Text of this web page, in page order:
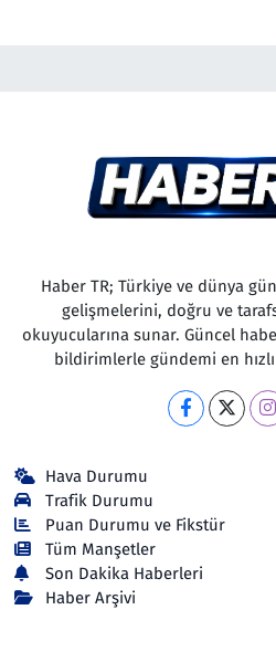
Haber TR; Türkiye ve dünya
gelişmelerini, doğru ve
okuyucularına sunar. Güncel
bildirimlerle gündemi en
Hava Durumu
Trafik Durumu
Puan Durumu ve Fikstür
Tüm Manşetler
Son Dakika Haberleri
Haber Arşivi